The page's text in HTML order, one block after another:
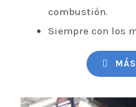
combustión.
Siempre con los